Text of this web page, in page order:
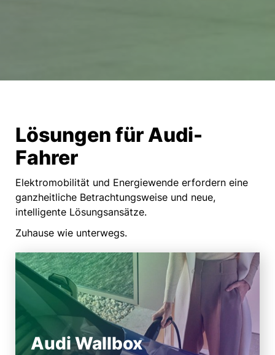
Lösungen für Audi-
Fahrer
Elektromobilität und Energiewende erfordern eine
ganzheitliche Betrachtungsweise und neue,
intelligente Lösungsansätze.
Zuhause wie unterwegs.
Audi Wallbox